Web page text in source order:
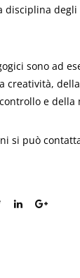
disciplina degli
sono ad
creatività,
e della
si può